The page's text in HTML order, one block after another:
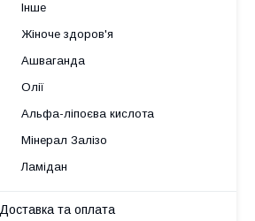
Інше
Жіноче здоров'я
Ашваганда
Олії
Альфа-ліпоєва кислота
Мінерал Залізо
Ламідан
Доставка та оплата